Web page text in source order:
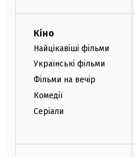
Кіно
Найцікавіші фільми
Українські фільми
Фільми на вечір
Комедії
Серіали